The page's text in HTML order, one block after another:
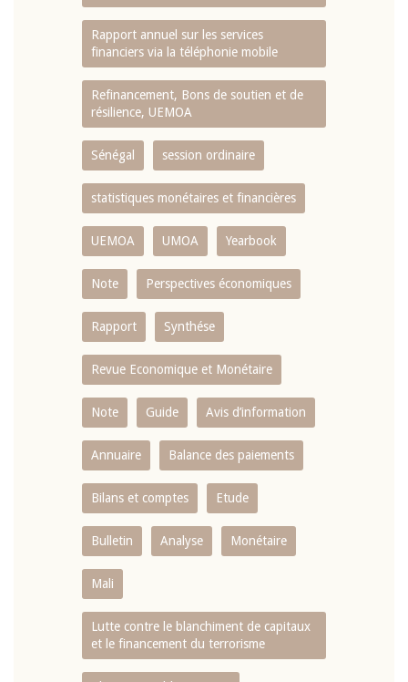
Rapport annuel sur les services
financiers via la téléphonie mobile
Refinancement, Bons de soutien et de
résilience, UEMOA
Sénégal session ordinaire
statistiques monétaires et financières
UEMOA UMOA Yearbook
Note Perspectives économiques
Rapport Synthése
Revue Economique et Monétaire
Note Guide Avis d’information
Annuaire Balance des paiements
Bilans et comptes Etude
Bulletin Analyse Monétaire
Mali
Lutte contre le blanchiment de capitaux
et le financement du terrorisme